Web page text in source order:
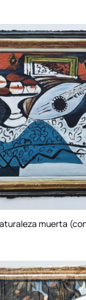
muerta